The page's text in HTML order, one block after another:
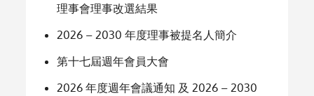
理事會理事改選結果
2026 – 2030 年度理事被提名人簡介
第十七屆週年會員大會
2026 年度週年會議通知 及 2026 – 2030